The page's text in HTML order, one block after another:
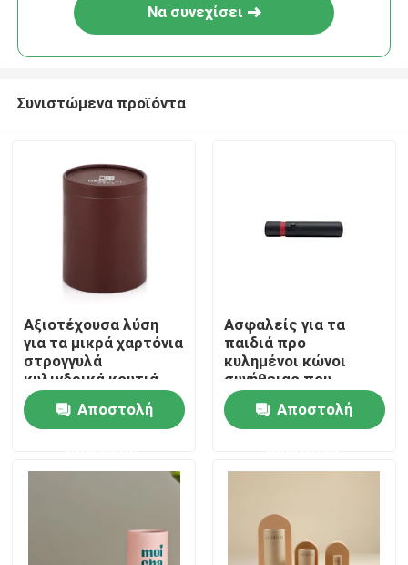
Να συνεχίσει
Συνιστώμενα προϊόντα
Αξιοτέχουσα λύση
για τα μικρά χαρτόνια
στρογγυλά
κυλινδρικά κουτιά
χαρτιού δώρων
Αποστολή
Ασφαλείς για τα
παιδιά προ
κυλημένοι κώνοι
συνήθειας που
συσκευάζουν
παιδιών
συσκευάζοντας
απόδειξης το προ
Αποστολή